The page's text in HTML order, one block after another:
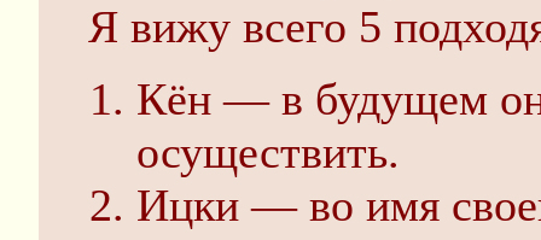
Я вижу всего 5
Кён — в будущем он
осуществить.
Ицки — во имя